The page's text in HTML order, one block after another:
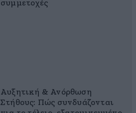
συμμετοχές
Αυξητική & Ανόρθωση
Στήθους: Πώς συνδυάζονται